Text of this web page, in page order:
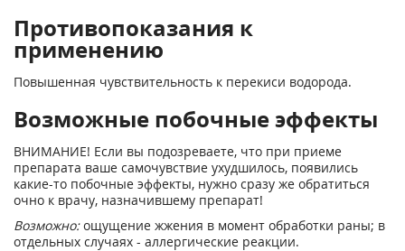
Противопоказания к
применению
Повышенная чувствительность к перекиси водорода.
Возможные побочные эффекты
ВНИМАНИЕ! Если вы подозреваете, что при приеме
препарата ваше самочувствие ухудшилось, появились
какие-то побочные эффекты, нужно сразу же обратиться
очно к врачу, назначившему препарат!
Возможно:ощущение жжения в момент обработки раны; в
отдельных случаях - аллергические реакции.